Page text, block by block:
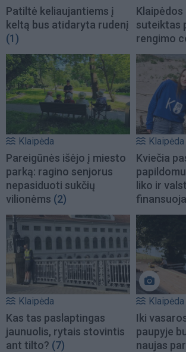
Patiltė keliaujantiems į
keltą bus atidaryta rudenį
(1)
suteiktas
rengimo
Klaipėda
Pareigūnės išėjo į miesto
parką: ragino senjorus
nepasiduoti sukčių
vilionėms (2)
Klaipėda
Kviečia
liko ir
Klaipėda
Kas tas paslaptingas
jaunuolis, rytais stovintis
ant tilto? (7)
Klaipėda
Iki
paupyje
naujas